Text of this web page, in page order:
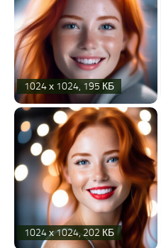
1024 х 1024, 195 КБ
1024 х 1024, 202 КБ